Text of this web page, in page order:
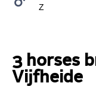
Z
3 horses
Vijfheide